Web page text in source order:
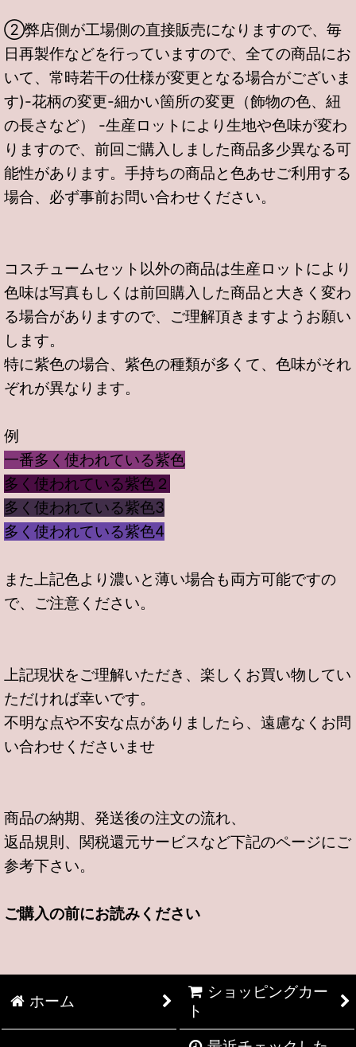
②弊店側が工場側の直接販売になりますので、毎
日再製作などを行っていますので、全ての商品にお
いて、常時若干の仕様が変更となる場合がございま
す)-花柄の変更-細かい箇所の変更（飾物の色、紐
の長さなど） -生産ロットにより生地や色味が変わ
りますので、前回ご購入しました商品多少異なる可
能性があります。手持ちの商品と色あせご利用する
場合、必ず事前お問い合わせください。
コスチュームセット以外の商品は生産ロットにより
色味は写真もしくは前回購入した商品と大きく変わ
る場合がありますので、ご理解頂きますようお願い
します。
特に紫色の場合、紫色の種類が多くて、色味がそれ
ぞれが異なります。
例
一番多く使われている紫色
多く使われている紫色２
多く使われている紫色3
多く使われている紫色4
また上記色より濃いと薄い場合も両方可能ですの
で、ご注意ください。
上記現状をご理解いただき、楽しくお買い物してい
ただければ幸いです。
不明な点や不安な点がありましたら、遠慮なくお問
い合わせくださいませ
商品の納期、発送後の注文の流れ、
返品規則、関税還元サービスなど下記のページにご
参考下さい。
ご購入の前にお読みください
ホーム
ショッピングカー
ト